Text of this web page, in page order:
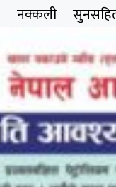
नक्कली